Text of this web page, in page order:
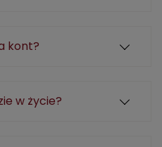
kont?
w życie?